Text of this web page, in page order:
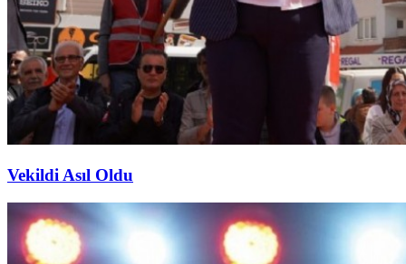
Vekildi Asıl Oldu